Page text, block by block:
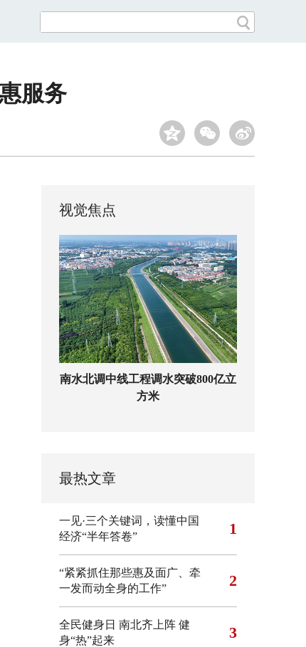
服务
视觉焦点
南水北调中线工程调水突破800亿立
方米
最热文章
一见·三个关键词，读懂中国
经济“半年答卷”
1
“紧紧抓住那些惠及面广、牵
一发而动全身的工作”
2
全民健身日 南北齐上阵 健
身“热”起来
3